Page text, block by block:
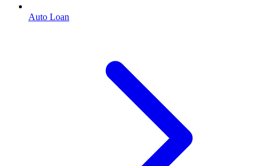
Auto Loan